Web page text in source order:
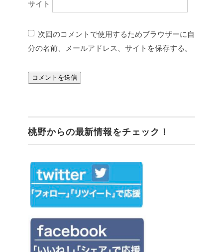
サイト
次回のコメントで使用するためブラウザーに自
分の名前、メールアドレス、サイトを保存する。
桃野からの最新情報をチェック！